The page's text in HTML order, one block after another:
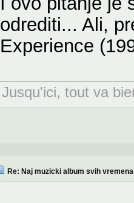
odrediti... Ali,
Experience
Jusqu'ici, tout va
Re: Naj muzicki album svih vremena